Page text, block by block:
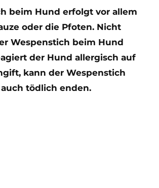
beim Hund erfolgt vor allem
oder die Pfoten. Nicht
Wespenstich beim Hund
der Hund allergisch auf
kann der Wespenstich
tödlich enden.